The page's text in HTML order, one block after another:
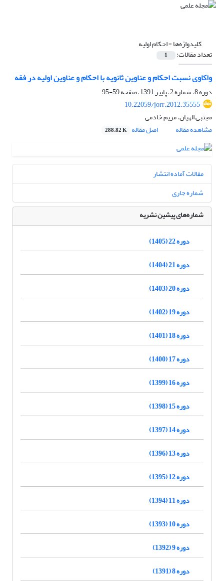
کلیدواژه‌ها =احکام اولیه
تعداد مقالات: 1
واکاوی نسبت احکام و عناوین ثانویه با احکام و عناوین اولیه در فقه
دوره 8، شماره 2، پاییز 1391، صفحه
59-95
10.22059/jorr.2012.35555
مجتبی الهیان، مریم خادمی
مشاهده مقاله
اصل مقاله 288.82 K
مقالات آماده انتشار
شماره جاری
شماره‌های پیشین نشریه
دوره 22 (1405)
دوره 21 (1404)
دوره 20 (1403)
دوره 19 (1402)
دوره 18 (1401)
دوره 17 (1400)
دوره 16 (1399)
دوره 15 (1398)
دوره 14 (1397)
دوره 13 (1396)
دوره 12 (1395)
دوره 11 (1394)
دوره 10 (1393)
دوره 9 (1392)
دوره 8 (1391)